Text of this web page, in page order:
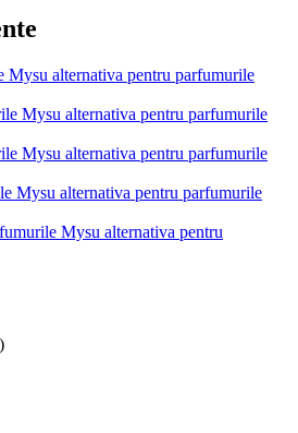
Mysu alternativa pentru parfumurile
Mysu alternativa pentru parfumurile
Mysu alternativa pentru parfumurile
Mysu alternativa pentru parfumurile
Mysu alternativa pentru